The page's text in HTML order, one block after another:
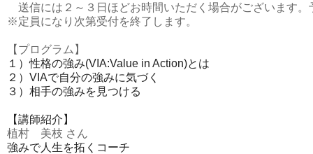
送信には２～３日ほどお時間いただく場合がございます。
※定員になり次第受付を終了します。
【プログラム】
１）性格の強み(VIA:Value in Action)とは
２）VIAで自分の強みに気づく
３）相手の強みを見つける
【講師紹介】
植村　美枝 さん
強みで人生を拓くコーチ